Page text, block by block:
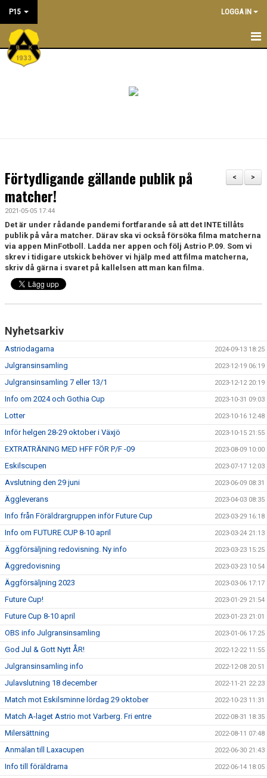
P15 LOGGA IN
P15
PRAKTISK INFORMATION
>
<
Förtydligande gällande publik på
matcher!
2021-05-05 17:44
Det är under rådande pandemi fortfarande så att det INTE tillåts
publik på våra matcher. Därav ska vi också försöka filma matcherna
via appen MinFotboll. Ladda ner appen och följ Astrio P.09. Som vi
skrev i tidigare utskick behöver vi hjälp med att filma matcherna,
skriv då gärna i svaret på kallelsen att man kan filma.
Nyhetsarkiv
Astriodagarna 2024-09-13 18:25
Julgransinsamling 2023-12-19 06:19
Julgransinsamling 7 eller 13/1 2023-12-12 20:19
Info om 2024 och Gothia Cup 2023-10-31 09:03
Lotter 2023-10-16 12:48
Inför helgen 28-29 oktober i Växjö 2023-10-15 21:55
EXTRATRÄNING MED HFF FÖR P/F -09 2023-08-09 10:00
Eskilscupen 2023-07-17 12:03
Avslutning den 29 juni 2023-06-09 08:31
Äggleverans 2023-04-03 08:35
Info från Föräldrargruppen inför Future Cup 2023-03-29 16:18
Info om FUTURE CUP 8-10 april 2023-03-24 21:13
Äggförsäljning redovisning. Ny info 2023-03-23 15:25
Äggredovisning 2023-03-23 10:54
Äggförsäljning 2023 2023-03-06 17:17
Future Cup! 2023-01-29 21:54
Future Cup 8-10 april 2023-01-23 21:01
OBS info Julgransinsamling 2023-01-06 17:25
God Jul & Gott Nytt ÅR! 2022-12-22 11:55
Julgransinsamling info 2022-12-08 20:51
Julavslutning 18 december 2022-11-21 22:23
Match mot Eskilsminne lördag 29 oktober 2022-10-23 11:31
Match A-laget Astrio mot Varberg. Fri entre 2022-08-31 18:35
Milersättning 2022-08-11 07:48
Anmälan till Laxacupen 2022-06-30 21:43
Info till föräldrarna 2022-06-14 18:05